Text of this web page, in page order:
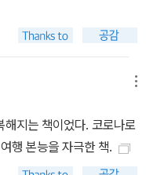
지는 책이었다. 코로나로
행 본능을 자극한 책.